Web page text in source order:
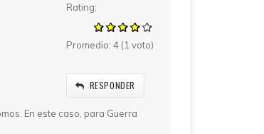
Rating:
Promedio: 4 (1 voto)
RESPONDER
En este caso, para Guerra